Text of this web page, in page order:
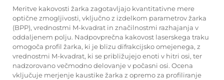
Meritve kakovosti žarka zagotavljajo kvantitativne mere
optične zmogljivosti, vključno z izdelkom parametrov žarka
(BPP), vrednostmi M-kvadrat in značilnostmi razhajanja v
oddaljenem polju. Nadpovprečna kakovost laserskega traku
omogoča profil žarka, ki je blizu difrakcijsko omejenega, z
vrednostmi M-kvadrat, ki se približujejo enoti v hitri osi, ter
nadzorovano večmodno delovanje v počasni osi. Ocena
vključuje merjenje kaustike žarka z opremo za profiliranje